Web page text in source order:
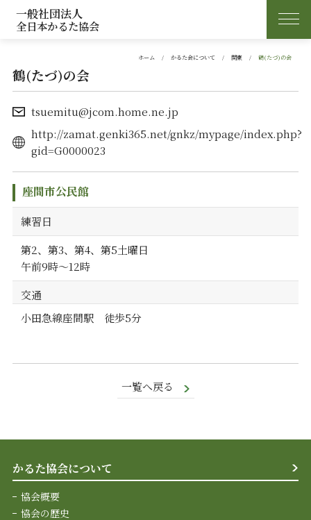
一般社団法人
全日本かるた協会
ホーム かるた会について 関東 鶴(たづ)の会
鶴(たづ)の会
tsuemitu@jcom.home.ne.jp
http://zamat.genki365.net/gnkz/mypage/index.php?
gid=G0000023
座間市公民館
練習日
第2、第3、第4、第5土曜日
午前9時～12時
交通
小田急線座間駅 徒歩5分
一覧へ戻る
かるた協会について
協会概要
協会の歴史